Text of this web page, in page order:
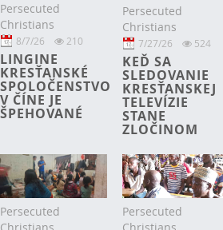
Persecuted
Christians
8/7/26 210
LINGINE
KRESŤANSKÉ
SPOLOČENSTVO
V ČÍNE JE
ŠPEHOVANÉ
Persecuted
Christians
7/27/26 524
KEĎ SA
SLEDOVANIE
KRESŤANSKEJ
TELEVÍZIE
STANE
ZLOČINOM
Persecuted
Persecuted